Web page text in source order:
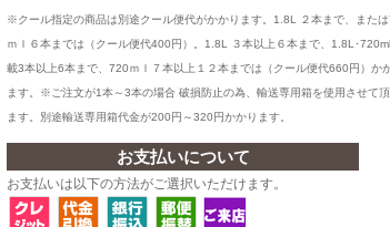
※クール指定の商品は別途クール便代がかかります。 1.8L ２本まで、または
ｍｌ６本までは（クール便代400円）。 1.8L
３本以上６本まで、1.8L･
載3本以上6本まで、 720ｍｌ７本以上１２本までは（クール便代660円）か
ます。 ※ご注文が1本～3本の場合 破損防止の為、輸送専用箱を使用させて頂
ます。別途輸送専用箱代金が200円～320円かかります。
お支払いについて
お支払いは以下の方法がご選択いただけます。